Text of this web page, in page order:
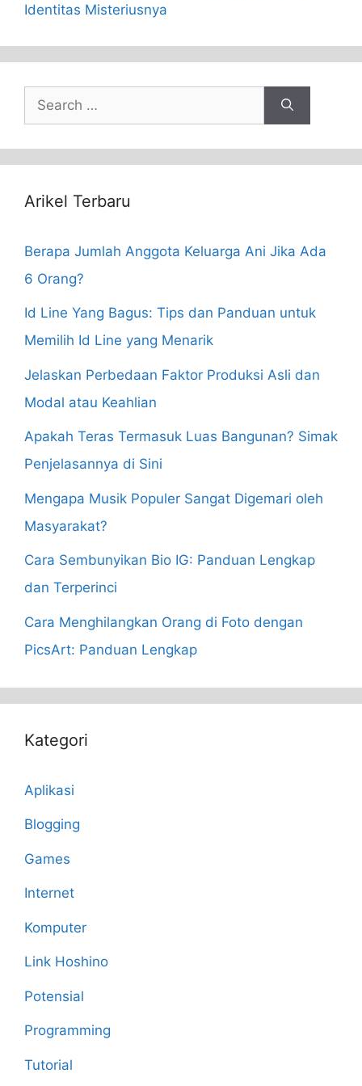
Identitas Misteriusnya
Search
for:
Arikel Terbaru
Berapa Jumlah Anggota Keluarga Ani Jika Ada
6 Orang?
Id Line Yang Bagus: Tips dan Panduan untuk
Memilih Id Line yang Menarik
Jelaskan Perbedaan Faktor Produksi Asli dan
Modal atau Keahlian
Apakah Teras Termasuk Luas Bangunan? Simak
Penjelasannya di Sini
Mengapa Musik Populer Sangat Digemari oleh
Masyarakat?
Cara Sembunyikan Bio IG: Panduan Lengkap
dan Terperinci
Cara Menghilangkan Orang di Foto dengan
PicsArt: Panduan Lengkap
Kategori
Aplikasi
Blogging
Games
Internet
Komputer
Link Hoshino
Potensial
Programming
Tutorial